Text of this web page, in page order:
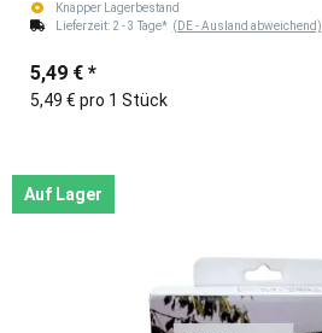
Knapper Lagerbestand
Lieferzeit: 2 - 3 Tage* (DE - Ausland abweichend)
5,49 € *
5,49 € pro 1 Stück
Auf Lager